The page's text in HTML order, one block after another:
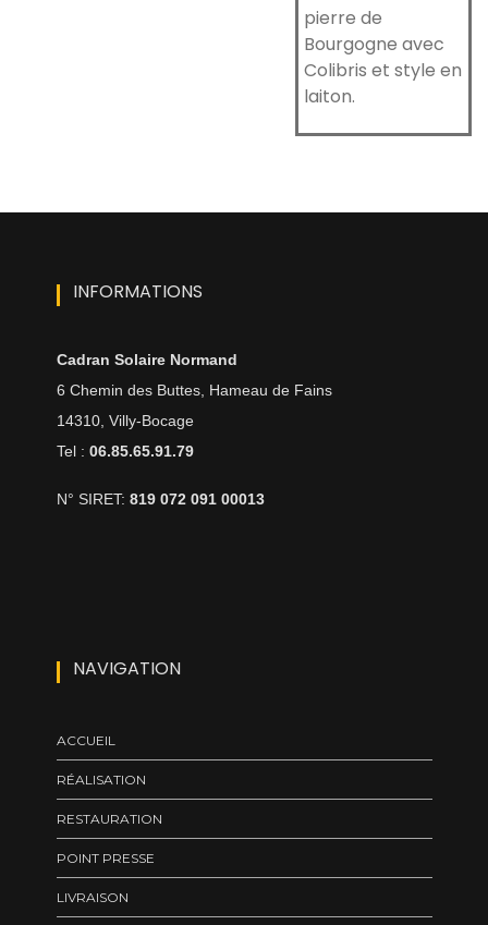
pierre de
Bourgogne avec
Colibris et style en
laiton.
INFORMATIONS
Cadran Solaire Normand
6 Chemin des Buttes, Hameau de Fains
14310, Villy-Bocage
Tel : 06.85.65.91.79
N° SIRET: 819 072 091 00013
NAVIGATION
ACCUEIL
RÉALISATION
RESTAURATION
POINT PRESSE
LIVRAISON